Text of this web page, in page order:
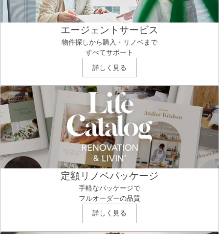
エージェントサービス
物件探しから購入・リノベまで
すべてサポート
詳しく見る
定額リノベパッケージ
手軽なパッケージで
フルオーダーの品質
詳しく見る